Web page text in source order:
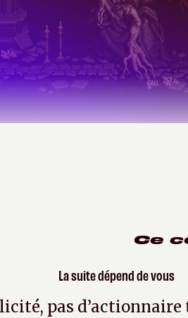
Ce
La suite dépend de vous
pas